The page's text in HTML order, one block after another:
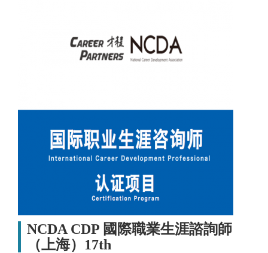
NCDA CDP 國際職業生涯諮詢師
（上海）17th